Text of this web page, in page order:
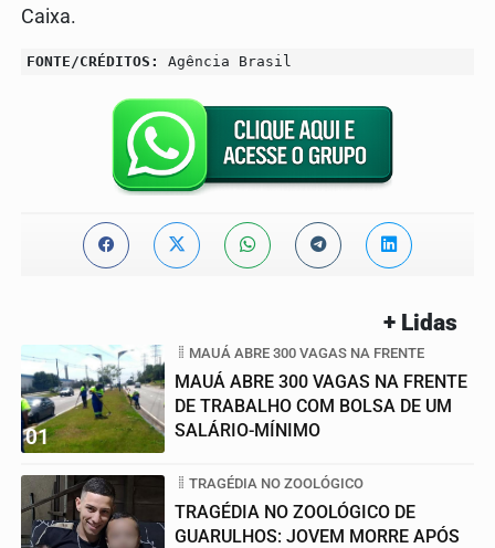
Caixa.
FONTE/CRÉDITOS: Agência Brasil
+ Lidas
01
MAUÁ ABRE 300 VAGAS NA FRENTE
MAUÁ ABRE 300 VAGAS NA FRENTE
DE TRABALHO COM BOLSA DE UM
SALÁRIO-MÍNIMO
TRAGÉDIA NO ZOOLÓGICO
TRAGÉDIA NO ZOOLÓGICO DE
GUARULHOS: JOVEM MORRE APÓS